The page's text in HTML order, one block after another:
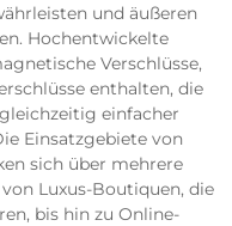
und äußeren
Hochentwickelte
Verschlüsse,
enthalten, die
einfacher
Einsatzgebiete von
sich über mehrere
Luxus-Boutiquen, die
bis hin zu Online-